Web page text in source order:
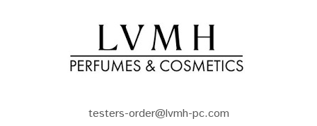
testers-order@lvmh-pc.com